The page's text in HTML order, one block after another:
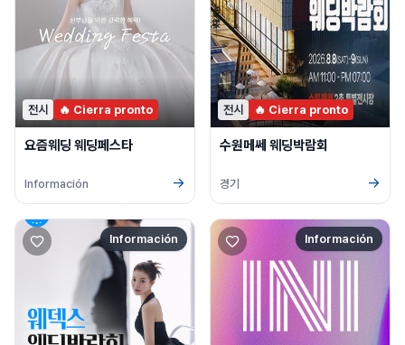
전시 🔥 Cierra pronto
요즘웨딩 웨딩페스타
Información →
전시 🔥 Cierra pronto
수원메쎄 웨딩박람회
경기 →
Información Información